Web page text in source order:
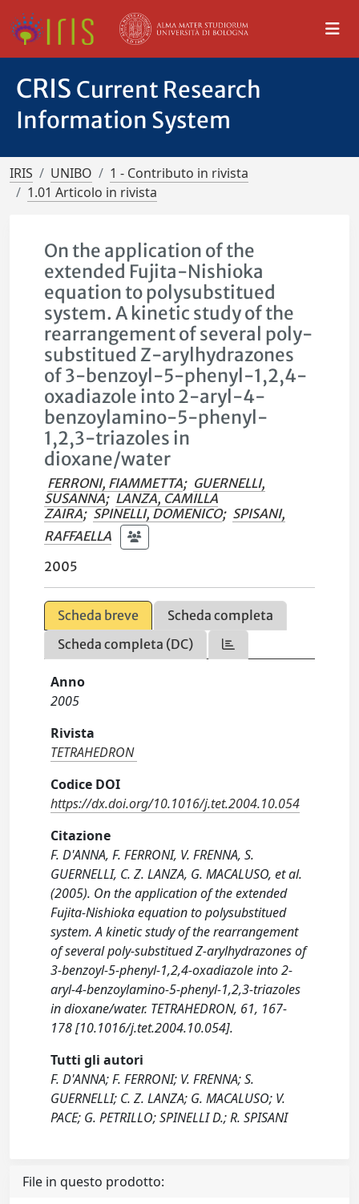
CRIS Current Research
Information System
IRIS UNIBO
1 - Contributo in rivista
1.01 Articolo in rivista
On the application of the
extended Fujita-Nishioka
equation to polysubstitued
system. A kinetic study of the
rearrangement of several poly-
substitued Z-arylhydrazones
of 3-benzoyl-5-phenyl-1,2,4-
oxadiazole into 2-aryl-4-
benzoylamino-5-phenyl-
1,2,3-triazoles in
dioxane/water
FERRONI, FIAMMETTA; GUERNELLI,
SUSANNA; LANZA, CAMILLA
ZAIRA; SPINELLI, DOMENICO; SPISANI,
RAFFAELLA
2005
Scheda breve
Scheda completa
Scheda completa (DC)
Anno
2005
Rivista
TETRAHEDRON
Codice DOI
https://dx.doi.org/10.1016/j.tet.2004.10.054
Citazione
F. D'ANNA, F. FERRONI, V. FRENNA, S.
GUERNELLI, C. Z. LANZA, G. MACALUSO, et al.
(2005). On the application of the extended
Fujita-Nishioka equation to polysubstitued
system. A kinetic study of the rearrangement
of several poly-substitued Z-arylhydrazones of
3-benzoyl-5-phenyl-1,2,4-oxadiazole into 2-
aryl-4-benzoylamino-5-phenyl-1,2,3-triazoles
in dioxane/water. TETRAHEDRON, 61, 167-
178 [10.1016/j.tet.2004.10.054].
Tutti gli autori
F. D'ANNA; F. FERRONI; V. FRENNA; S.
GUERNELLI; C. Z. LANZA; G. MACALUSO; V.
PACE; G. PETRILLO; SPINELLI D.; R. SPISANI
File in questo prodotto: